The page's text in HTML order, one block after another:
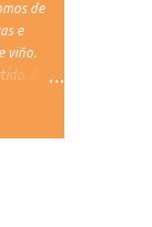
de
e
e viño.